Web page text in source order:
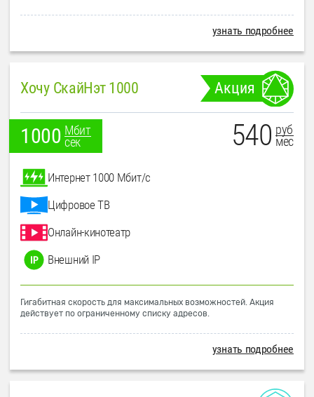
узнать подробнее
Хочу СкайНэт 1000 Акция
1000 Мбит
сек
540 руб
мес
Интернет 1000 Мбит/с
Цифровое ТВ
Онлайн-кинотеатр
Внешний IP
Гигабитная скорость для максимальных возможностей. Акция
действует по ограниченному списку адресов.
узнать подробнее